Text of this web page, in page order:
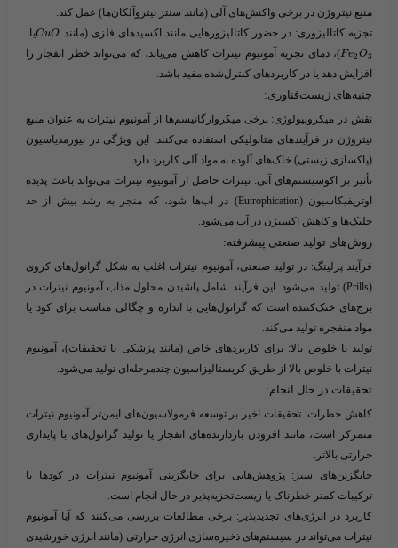
منبع نیتروژن در برخی واکنش‌های آلی (مانند سنتز نیتروآلکان‌ها) عمل کند.
تجزیه کاتالیزوری: در حضور کاتالیزورهایی مانند اکسیدهای فلزی (مانند ​ CuO ​یا ​
Fe2 O3
​)، دمای تجزیه آمونیوم نیترات کاهش می‌یابد، که می‌تواند خطر انفجار را
افزایش دهد یا در کاربردهای کنترل‌شده مفید باشد.
جنبه‌های زیست‌فناوری:
نقش در میکروبیولوژی: برخی میکروارگانیسم‌ها از آمونیوم نیترات به عنوان منبع
نیتروژن در فرآیندهای متابولیکی استفاده می‌کنند. این ویژگی در بیورمدیاسیون
(پاکسازی زیستی) خاک‌های آلوده به مواد آلی کاربرد دارد.
تأثیر بر اکوسیستم‌های آبی: نیترات حاصل از آمونیوم نیترات می‌تواند باعث پدیده
اوتریفیکاسیون (Eutrophication) در آب‌ها شود، که منجر به رشد بیش از حد
جلبک‌ها و کاهش اکسیژن در آب می‌شود.
روش‌های تولید صنعتی پیشرفته:
فرآیند پرلینگ: در تولید صنعتی، آمونیوم نیترات اغلب به شکل گرانول‌های کروی
(Prills) تولید می‌شود. این فرآیند شامل پاشیدن محلول مذاب آمونیوم نیترات در
برج‌های خنک‌کننده است که گرانول‌هایی با اندازه و چگالی مناسب برای کود یا
مواد منفجره تولید می‌کند.
تولید با خلوص بالا: برای کاربردهای خاص (مانند پزشکی یا تحقیقات)، آمونیوم
نیترات با خلوص بالا از طریق کریستالیزاسیون چندمرحله‌ای تولید می‌شود.
تحقیقات در حال انجام:
کاهش خطرات: تحقیقات اخیر بر توسعه فرمولاسیون‌های ایمن‌تر آمونیوم نیترات
متمرکز است، مانند افزودن بازدارنده‌های انفجار یا تولید گرانول‌های با پایداری
حرارتی بالاتر.
جایگزین‌های سبز: پژوهش‌هایی برای جایگزینی آمونیوم نیترات در کودها با
ترکیبات کمتر خطرناک یا زیست‌تجزیه‌پذیر در حال انجام است.
کاربرد در انرژی‌های تجدیدپذیر: برخی مطالعات بررسی می‌کنند که آیا آمونیوم
نیترات می‌تواند در سیستم‌های ذخیره‌سازی انرژی حرارتی (مانند انرژی خورشیدی